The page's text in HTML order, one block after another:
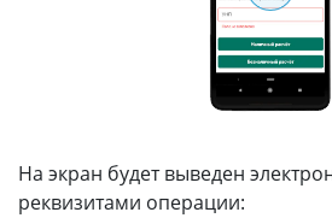
На экран будет выведен
реквизитами операции: